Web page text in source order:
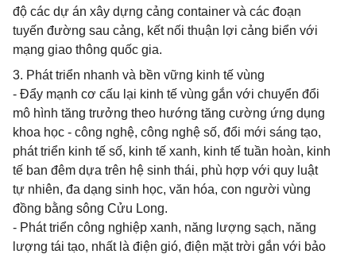
độ các dự án xây dựng cảng container và các đoạn
tuyến đường sau cảng, kết nối thuận lợi cảng biển với
mạng giao thông quốc gia.
3. Phát triển nhanh và bền vững kinh tế vùng
- Đẩy mạnh cơ cấu lại kinh tế vùng gắn với chuyển đổi
mô hình tăng trưởng theo hướng tăng cường ứng dụng
khoa học - công nghệ, công nghệ số, đổi mới sáng tạo,
phát triển kinh tế số, kinh tế xanh, kinh tế tuần hoàn, kinh
tế ban đêm dựa trên hệ sinh thái, phù hợp với quy luật
tự nhiên, đa dạng sinh học, văn hóa, con người vùng
đồng bằng sông Cửu Long.
- Phát triển công nghiệp xanh, năng lượng sạch, năng
lượng tái tạo, nhất là điện gió, điện mặt trời gắn với bảo